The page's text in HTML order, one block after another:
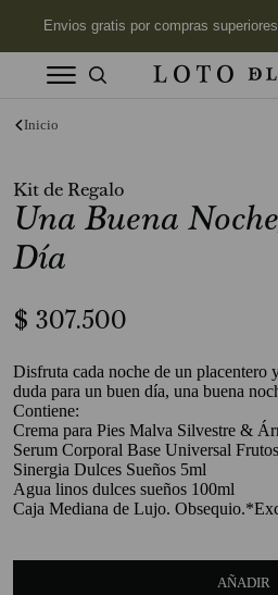
Kit de Regalo
Una Buena
Día
$ 307.500
Disfruta cada noche de un placentero
duda para un buen día, una buena
Contiene:
Crema para Pies Malva Silvestre &
Serum Corporal Base Universal
Sinergia Dulces Sueños 5ml
Agua linos dulces sueños 100ml
Caja Mediana de Lujo.
AÑADIR
Términos más buscados
2 . Jabon
3.
5 Aceite
7. Jabón Cuerpo
8. Desodorante
9. Mimosa
10. Perfume